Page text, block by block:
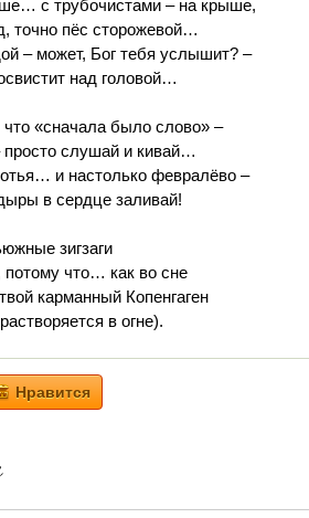
с трубочистами – на крыше,
точно пёс сторожевой…
– может, Бог тебя услышит? –
над головой…
«сначала было слово» –
просто слушай и кивай…
и настолько февралёво –
в сердце заливай!
зигзаги
что… как во сне
карманный Копенгаген
в огне).
Нравится